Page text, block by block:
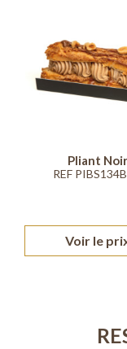
Pliant Noir
REF
Voir le